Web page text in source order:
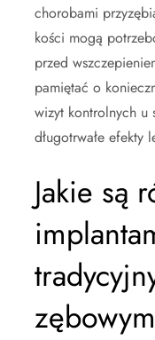
chorobami
kości mogą
przed
pamiętać o
wizyt kontrolnych u
długotrwałe efekty
Jakie są